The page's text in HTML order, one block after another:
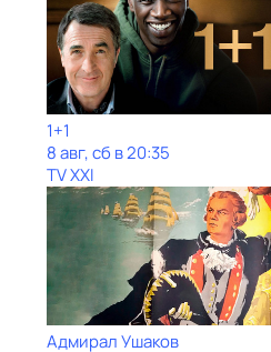
1+1
8 авг, сб в 20:35
TV XXI
Адмирал Ушаков